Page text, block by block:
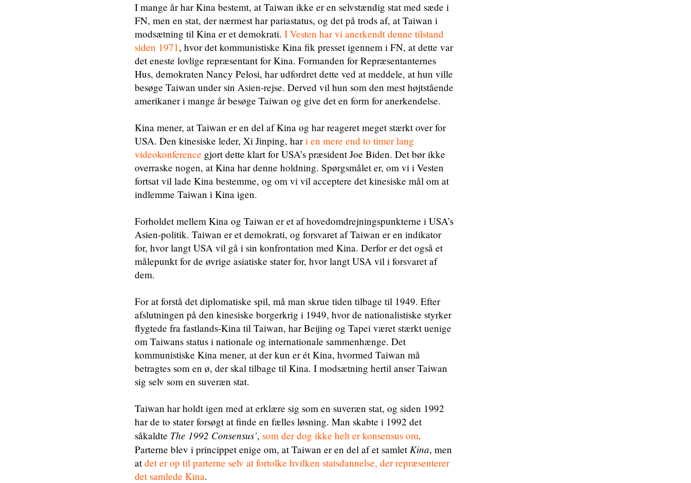
I mange år har Kina bestemt, at Taiwan ikke er en selvstændig stat med sæde i
FN, men en stat, der nærmest har pariastatus, og det på trods af, at Taiwan i
modsætning til Kina er et demokrati. I Vesten har vi anerkendt denne tilstand
siden 1971, hvor det kommunistiske Kina fik presset igennem i FN, at dette var
det eneste lovlige repræsentant for Kina. Formanden for Repræsentanternes
Hus, demokraten Nancy Pelosi, har udfordret dette ved at meddele, at hun ville
besøge Taiwan under sin Asien-rejse. Derved vil hun som den mest højtstående
amerikaner i mange år besøge Taiwan og give det en form for anerkendelse.
Kina mener, at Taiwan er en del af Kina og har reageret meget stærkt over for
USA. Den kinesiske leder, Xi Jinping, hari en mere end to timer lang
videokonference gjort dette klart for USA’s præsident Joe Biden. Det bør ikke
overraske nogen, at Kina har denne holdning. Spørgsmålet er, om vi i Vesten
fortsat vil lade Kina bestemme, og om vi vil acceptere det kinesiske mål om at
indlemme Taiwan i Kina igen.
Forholdet mellem Kina og Taiwan er et af hovedomdrejningspunkterne i USA’s
Asien-politik. Taiwan er et demokrati, og forsvaret af Taiwan er en indikator
for, hvor langt USA vil gå i sin konfrontation med Kina. Derfor er det også et
målepunkt for de øvrige asiatiske stater for, hvor langt USA vil i forsvaret af
dem.
For at forstå det diplomatiske spil, må man skrue tiden tilbage til 1949. Efter
afslutningen på den kinesiske borgerkrig i 1949, hvor de nationalistiske styrker
flygtede fra fastlands-Kina til Taiwan, har Beijing og Tapei været stærkt uenige
om Taiwans status i nationale og internationale sammenhænge. Det
kommunistiske Kina mener, at der kun er ét Kina, hvormed Taiwan må
betragtes som en ø, der skal tilbage til Kina. I modsætning hertil anser Taiwan
sig selv som en suveræn stat.
Taiwan har holdt igen med at erklære sig som en suveræn stat, og siden 1992
har de to stater forsøgt at finde en fælles løsning. Man skabte i 1992 det
såkaldte The 1992 Consensus’, som der dog ikke helt er konsensus om.
Parterne blev i princippet enige om, at Taiwan er en del af et samlet Kina, men
atdet er op til parterne selv at fortolke hvilken statsdannelse, der repræsenterer
det samlede Kina.